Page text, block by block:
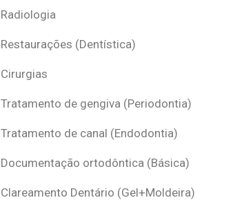
Radiologia
Restaurações (Dentística)
Cirurgias
Tratamento de gengiva (Periodontia)
Tratamento de canal (Endodontia)
Documentação ortodôntica (Básica)
Clareamento Dentário (Gel+Moldeira)